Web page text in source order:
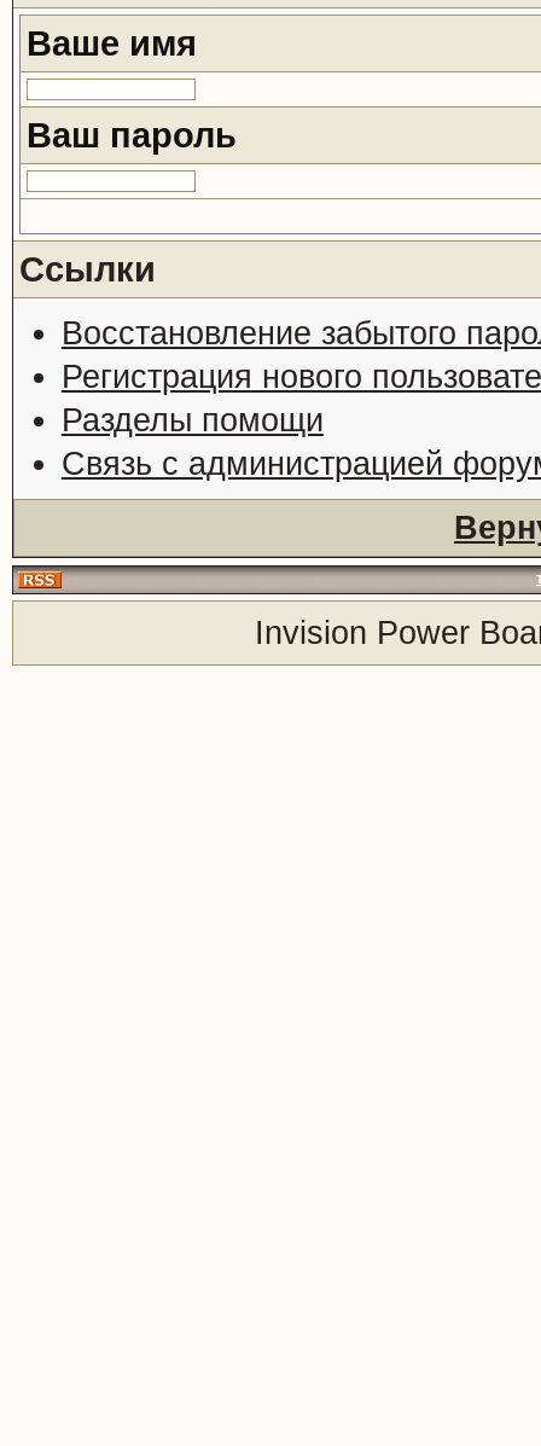
Ваше имя
Ваш пароль
Ссылки
Восстановление забытого
Регистрация нового
Разделы помощи
Связь с администрацией
Invision Power